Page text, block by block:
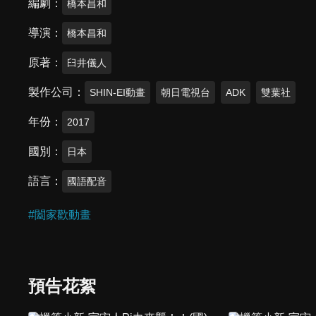
編劇 橋本昌和
導演 橋本昌和
原著 臼井儀人
製作公司 SHIN-EI動畫 朝日電視台 ADK 雙葉社
年份 2017
國別 日本
語言 國語配音
#闔家歡動畫
預告花絮